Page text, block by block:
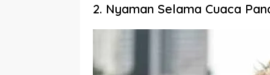
2. Nyaman Selama Cuaca